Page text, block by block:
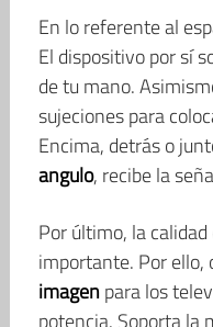
En lo referente al
El dispositivo por sí
de tu mano.
sujeciones para
Encima, detrás o
angulo, recibe la
Por último, la
importante. Por ello,
imagenpara los
potencia. Soporta la